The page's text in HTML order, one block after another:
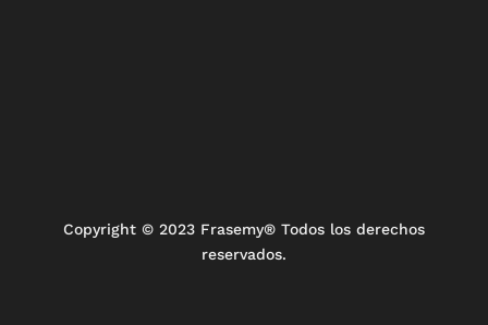
Copyright © 2023 Frasemy® Todos los derechos
reservados.